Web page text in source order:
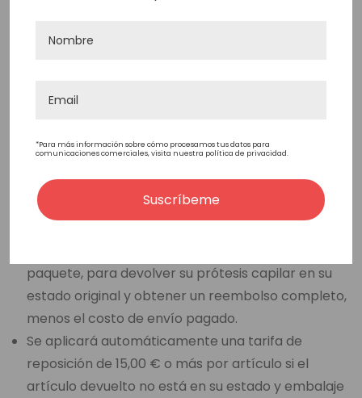
A través de FedEx Express (3-6 días laborables)
Tarifa de envío base de 45 euros
Mercancía
Protesis capilares listas para usarse en stock :
paquete, para devolver su prótesis capilar en su
estado original y obtener un reembolso completo,
menos el costo de envío pagado.
Se aplicará automáticamente una tarifa de
reposición de 15,00 € o más por artículo si el
artículo devuelto no está en su estado y embalaje
*Para más información sobre cómo procesamos tus datos para
comunicaciones comerciales, visita nuestra política de privacidad.
Suscríbeme